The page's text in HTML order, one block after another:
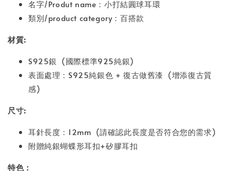
名字/Produt name：小打結圓球耳環
類別/product category：百搭款
材質:
S925銀 (國際標準925純銀)
表面處理：S925純銀色 + 復古做舊漆 (增添復古質
感)
尺寸:
耳針長度：12mm (請確認此長度是否符合您的需求)
附贈純銀蝴蝶形耳扣+矽膠耳扣
特色：